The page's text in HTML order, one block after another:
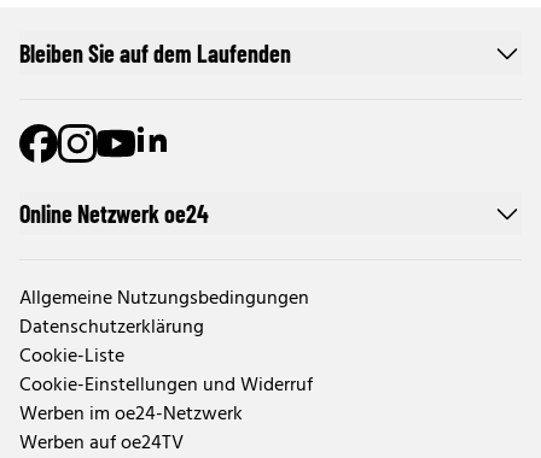
Online Netzwerk oe24
Allgemeine Nutzungsbedingungen
Datenschutzerklärung
Cookie-Liste
Cookie-Einstellungen und Widerruf
Werben im oe24-Netzwerk
Werben auf oe24TV
Bleiben Sie auf dem Laufenden